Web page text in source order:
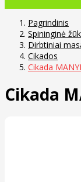
Pagrindinis
Spininginė
Dirbtiniai
Cikados
Cikada
Cikada